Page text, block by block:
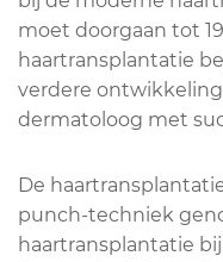
moet doorgaan tot
haartransplantatie
verdere
dermatoloog met
De
punch-techniek
haartransplantatie